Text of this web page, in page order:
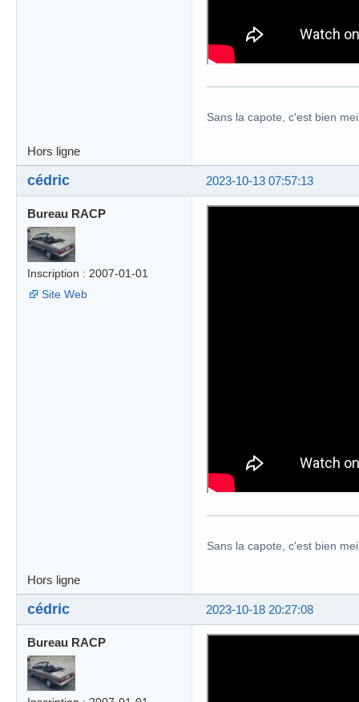
Sans la capote, c'est bien
Hors ligne
2023-10-13 07:57:13
cédric
Bureau RACP
Inscription : 2007-01-01
Site Web
Sans la capote, c'est bien
Hors ligne
2023-10-18 20:27:08
cédric
Bureau RACP